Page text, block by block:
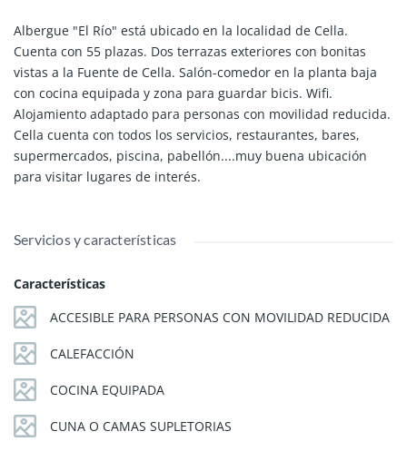
Albergue "El Río" está ubicado en la localidad de Cella.
Cuenta con 55 plazas. Dos terrazas exteriores con bonitas
vistas a la Fuente de Cella. Salón-comedor en la planta baja
con cocina equipada y zona para guardar bicis. Wifi.
Alojamiento adaptado para personas con movilidad reducida.
Cella cuenta con todos los servicios, restaurantes, bares,
supermercados, piscina, pabellón....muy buena ubicación
para visitar lugares de interés.
Servicios y características
Características
ACCESIBLE PARA PERSONAS CON MOVILIDAD REDUCIDA
CALEFACCIÓN
COCINA EQUIPADA
CUNA O CAMAS SUPLETORIAS